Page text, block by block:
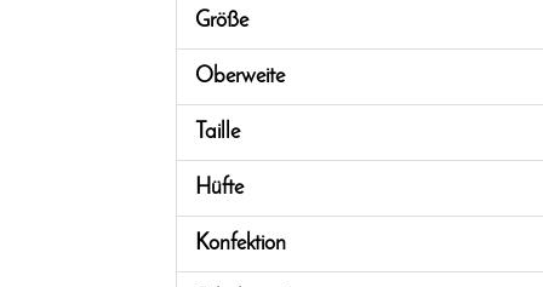
Größe
Oberweite
Taille
Hüfte
Konfektion